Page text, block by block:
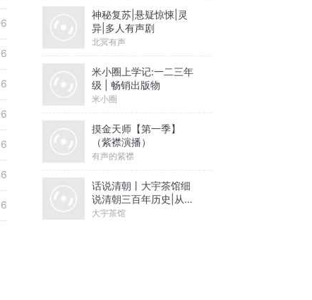
神秘复苏|悬疑惊悚|灵
异|多人有声剧
北冥有声
米小圈上学记:一二三年
级 | 畅销出版物
米小圈
摸金天师【第一季】
（紫襟演播）
有声的紫襟
话说清朝丨大宇茶馆细
说清朝三百年历史|从努
尔哈赤到末代皇帝溥仪|
大宇茶馆